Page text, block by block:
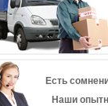
Есть
Наши